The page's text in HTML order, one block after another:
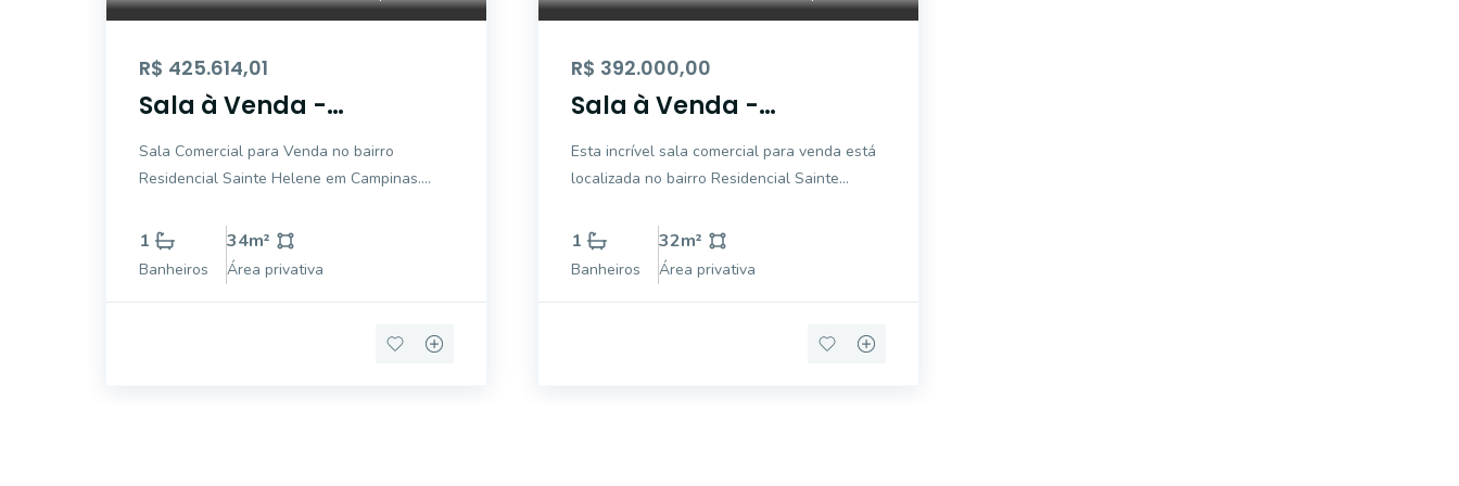
R$ 425.614,01
Sala à Venda -
Residencial Sainte
Helene, Campinas -
Sala Comercial para Venda no bairro
Residencial Sainte Helene em Campinas.
de 35m², este imóvel é perfeito para quem
busca um espaço moderno e funcional para
seu negócio. Localizada em uma região
1
Banheiros
34m²
Área privativa
R$ 392.000,00
Sala à Venda -
Residencial Sainte
Helene, Campinas -
Esta incrível sala comercial para venda está
localizada no bairro Residencial Sainte
área interna de 32,22 m² , este espaço é
perfeito para quem busca um ambiente
profissional e aconchegante. Com 0 quartos,
1
Banheiros
32m²
Área privativa